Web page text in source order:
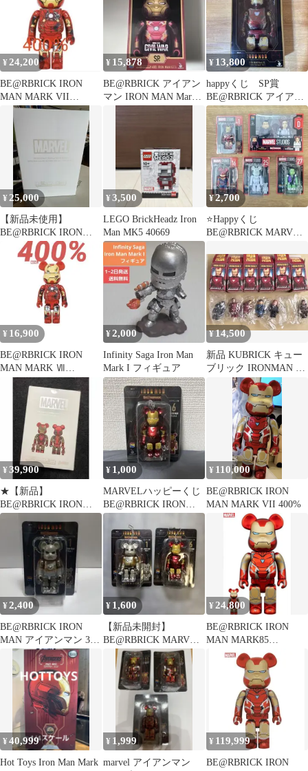
SAGA」
¥ 24,200
BE@RBRICK IRON
MAN MARK VII
DAMAGE 400％
¥ 15,878
BE@RBRICK アイアン
マン IRON MAN Mark
¥ 13,800
happyくじ SP賞
BE@RBRICK アイアン
マン
¥25,000
【新品未使用】
BE@RBRICK IRON
MAN MARK85
CHROME Ver. 100％ &
¥3,500
LEGO BrickHeadz Iron
Man MK5 40669
¥2,700
⭐️Happyくじ
BE@RBRICK MARVEL
¥ 16,900
BE@RBRICK IRON
MAN MARK Ⅶ
DAMAGE 400%
¥2,000
Infinity Saga Iron Man
Mark I フィギュア
¥14,500
新品 KUBRICK キュー
ブリック IRONMAN ア
イアンマン フィギュア
¥ 39,900
★【新品】
BE@RBRICK IRON
MAN MARK85
100％&400％
¥ 1,000
MARVELハッピーくじ
BE@RBRICK IRON
MAN Mark 6
¥ 110,000
BE@RBRICK IRON
MAN MARK VII 400%
¥2,400
BE@RBRICK IRON
MAN アイアンマン 3種
セット
¥ 1,600
【新品未開封】
BE@RBRICK MARVEL
アイアンマン 1&6
¥ 24,800
BE@RBRICK IRON
MAN MARK85
CHROME Ver.
¥40,999
Hot Toys Iron Man Mark
¥ 1,999
marvel アイアンマン
¥ 119,999
BE@RBRICK IRON